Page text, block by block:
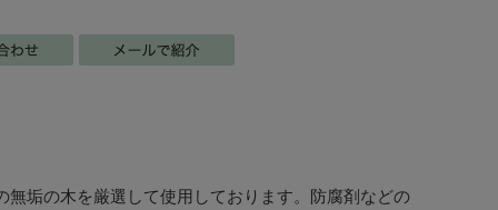
垢の木を厳選して使用しております。防腐剤などの